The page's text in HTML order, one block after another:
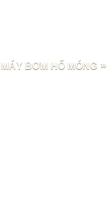
MÁY BƠM HỐ MÓNG »